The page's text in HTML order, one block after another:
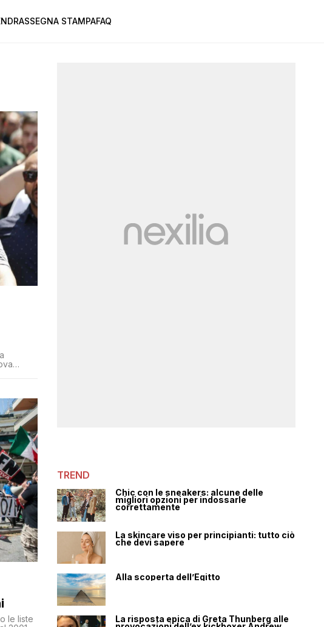
RASSEGNA STAMPAFAQ
le liste
TREND
Chic con le sneakers: alcune delle
migliori opzioni per indossarle
correttamente
La skincare viso per principianti: tutto ciò
che devi sapere
Alla scoperta dell’Egitto
La risposta epica di Greta Thunberg alle